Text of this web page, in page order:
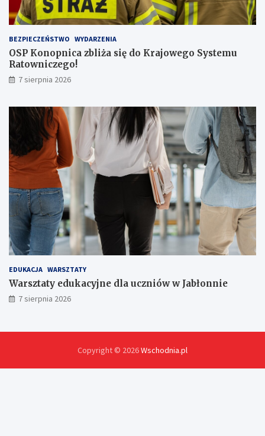
a
a
ż
e
r
!
BEZPIECZEŃSTWO WYDARZENIA
OSP Konopnica zbliża się do Krajowego Systemu
Ratowniczego!
7 sierpnia 2026
EDUKACJA WARSZTATY
Warsztaty edukacyjne dla uczniów w Jabłonnie
7 sierpnia 2026
Copyright © 2026Wschodnia.pl